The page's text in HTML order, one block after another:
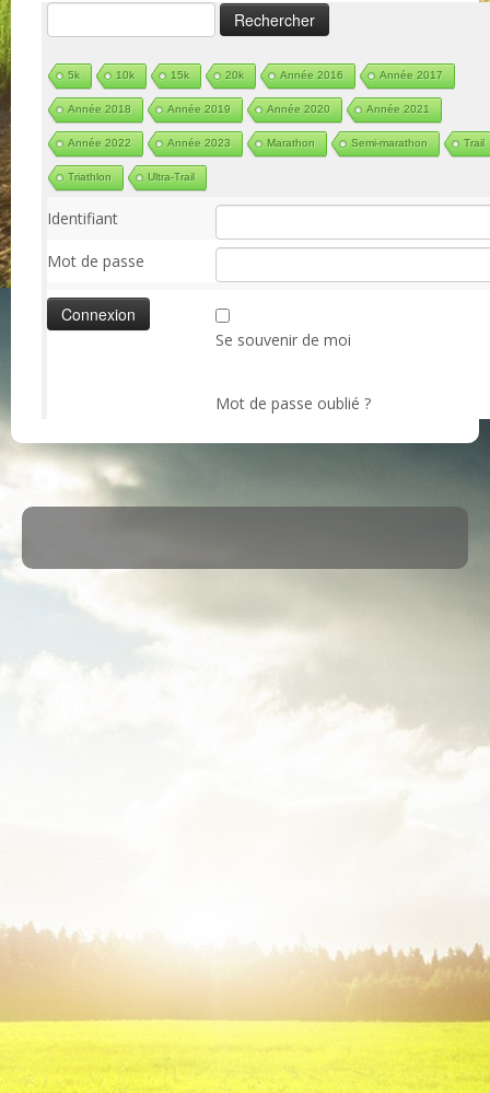
Rechercher :
5k 10k 15k 20k Année 2016 Année 2017
Année 2018 Année 2019 Année 2020 Année 2021
Année 2022 Année 2023 Marathon Semi-marathon Trail
Triathlon Ultra-Trail
Identifiant
Mot de passe
Se souvenir de moi
Mot de passe oublié ?